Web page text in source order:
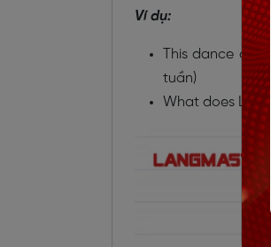
Ví dụ:
This dance
tuần)
What does Lan